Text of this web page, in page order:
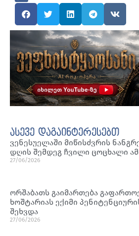
ასევე დაგაინტერესებთ
ვენესუელაში მიწისძვრის
დღის შემდეგ ჩვილი ცოცხალი
27/06/2026
ორშაბათს გაიმართება
ხოშტარიას ექიმი
შეხვდა
27/06/2026